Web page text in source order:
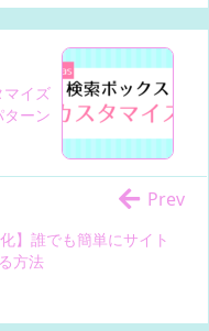
マイズ
ターン
】誰でも簡単にサイト
方法
Prev